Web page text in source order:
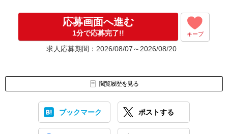
応募画面へ進む
1分で応募完了!! キープ
求人応募期間：2026/08/07～2026/08/20
閲覧履歴を見る
ブックマーク ポストする